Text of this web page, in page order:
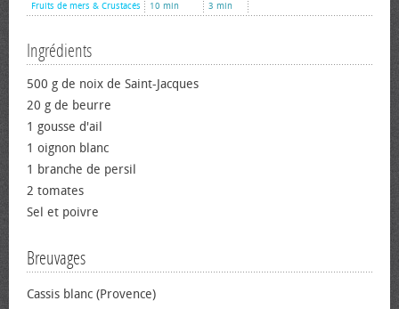
Fruits de mers & Crustacés
10 min
3 min
Ingrédients
500 g de noix de Saint-Jacques
20 g de beurre
1 gousse d'ail
1 oignon blanc
1 branche de persil
2 tomates
Sel et poivre
Breuvages
Cassis blanc (Provence)